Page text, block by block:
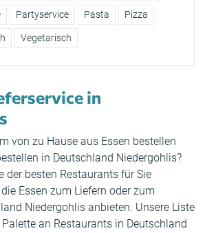
Partyservice Pasta Pizza
Vegetarisch
in
von zu Hause aus Essen bestellen
in Deutschland Niedergohlis?
der besten Restaurants für Sie
Essen zum Liefern oder zum
Niedergohlis anbieten. Unsere Liste
an Restaurants in Deutschland